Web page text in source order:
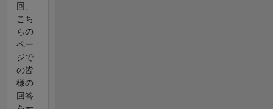
回、
こち
らの
ペー
ジで
の皆
様の
回答